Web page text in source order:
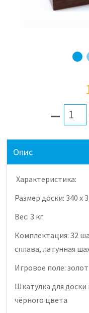
–
Опис
Характеристика:
Размер доски: 340 x
Вес: 3 кг
Комплектация: 32
сплава, латунная
Игровое поле:
Шкатулка для
чёрного цвета